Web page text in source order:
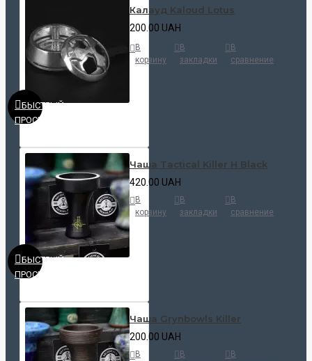
БЫСТРЫЙ
ПРОСМОТР
Калауд Kaloud Lotus
200.00 UAH
В
корзину
В
закладки
В
сравнение
БЫСТРЫЙ
ПРОСМОТР
Чаша Tactical Killer H Black
420.00 UAH
В
корзину
В
закладки
В
сравнение
Чаша Grynbowls Killer
200.00 UAH
В
В
В